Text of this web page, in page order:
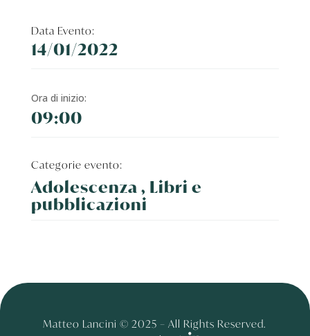
Data Evento:
14/01/2022
Ora di inizio:
09:00
Categorie evento:
Adolescenza , Libri e
pubblicazioni
Matteo Lancini © 2025 – All Rights Reserved.